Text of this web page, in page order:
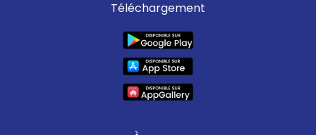
Téléchargement